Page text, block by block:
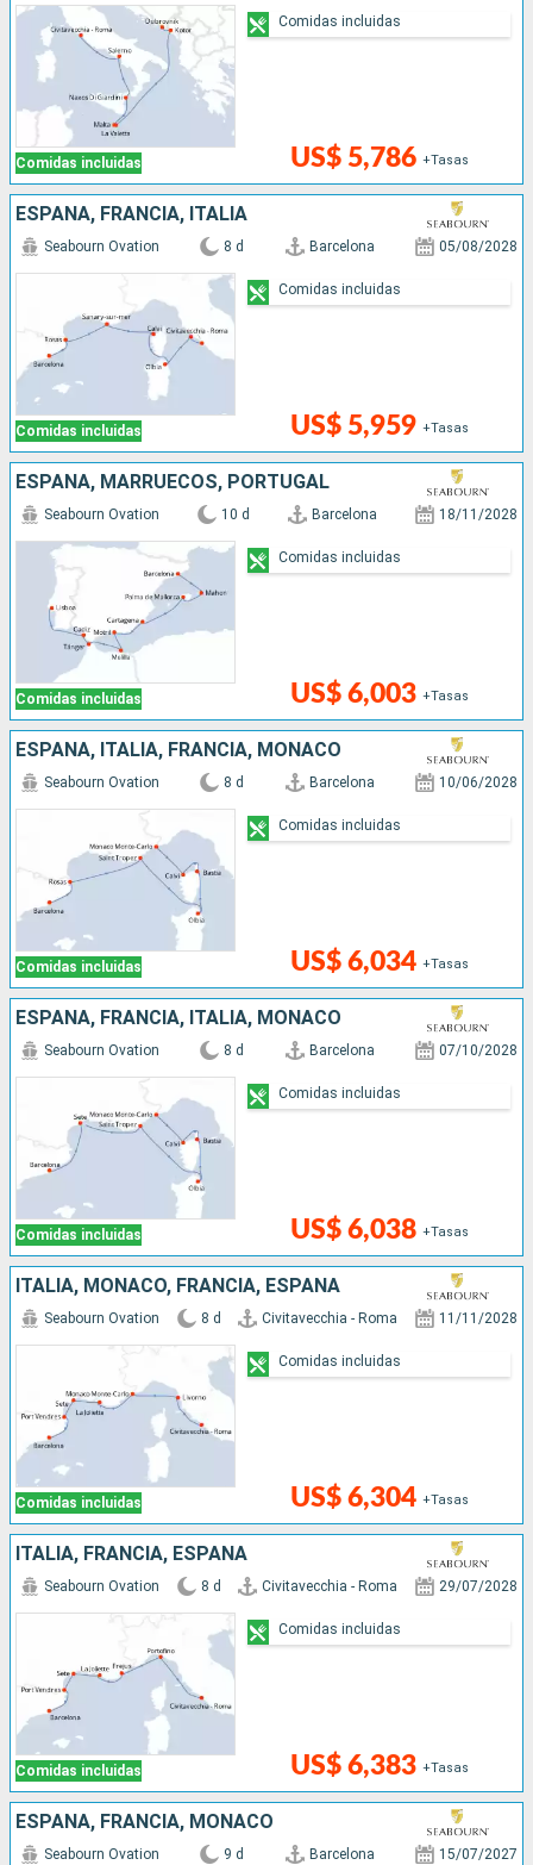
Comidas incluidas US$ 5,786 +Tasas
Comidas incluidas
ESPAÑA, FRANCIA, ITALIA
Comidas incluidas
Seabourn Ovation 8 d Barcelona 05/08/2028
US$ 5,959 +Tasas
Comidas incluidas
ESPAÑA, MARRUECOS, PORTUGAL
Comidas incluidas
Seabourn Ovation 10 d Barcelona 18/11/2028
US$ 6,003 +Tasas
Comidas incluidas
ESPAÑA, ITALIA, FRANCIA, MONACO
Comidas incluidas
Seabourn Ovation 8 d Barcelona 10/06/2028
US$ 6,034 +Tasas
Comidas incluidas
ESPAÑA, FRANCIA, ITALIA, MONACO
Comidas incluidas
Seabourn Ovation 8 d Barcelona 07/10/2028
US$ 6,038 +Tasas
Comidas incluidas
ITALIA, MONACO, FRANCIA, ESPAÑA
Comidas incluidas
Seabourn Ovation 8 d Civitavecchia - Roma 11/11/2028
US$ 6,304 +Tasas
Comidas incluidas
ITALIA, FRANCIA, ESPAÑA
Comidas incluidas
Seabourn Ovation 8 d Civitavecchia - Roma 29/07/2028
US$ 6,383 +Tasas
Comidas incluidas
ESPAÑA, FRANCIA, MONACO
Seabourn Ovation 9 d Barcelona 15/07/2027